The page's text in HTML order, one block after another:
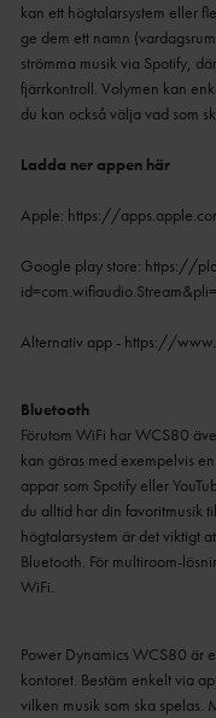
kan ett högtalarsystem eller
ge dem ett namn
strömma musik via Spotify,
fjärrkontroll. Volymen kan
du kan också välja vad som
Ladda ner appen här
Apple: https://
Google play store: https://
Alternativ app - https://
Bluetooth
Förutom WiFi har WCS80
kan göras med exempelvis
appar som Spotify eller
du alltid har din favoritmusik
högtalarsystem är det viktigt
Bluetooth. För multiroom-
WiFi.
Power Dynamics WCS80 är
kontoret. Bestäm enkelt via
vilken musik som ska